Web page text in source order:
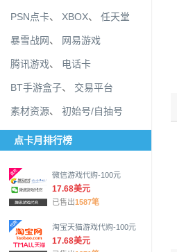
PSN点卡、 XBOX、 任天堂
暴雪战网、 网易游戏
腾讯游戏、 电话卡
BT手游盒子、 交易平台
素材资源、 初始号/自抽号
点卡月排行榜
微信游戏代购-100元
17.68美元
已售出1587笔
淘宝天猫游戏代购-100元
17.68美元